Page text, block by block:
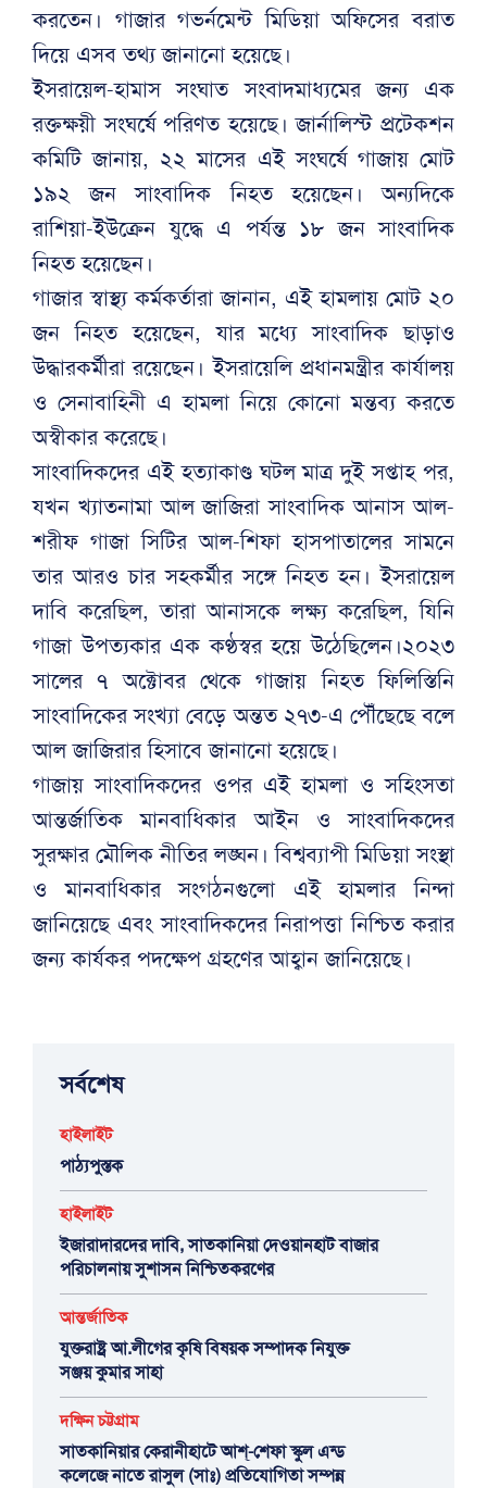
করতেন। গাজার গভর্নমেন্ট মিডিয়া অফিসের বরাত
দিয়ে এসব তথ্য জানানো হয়েছে।
ইসরায়েল-হামাস সংঘাত সংবাদমাধ্যমের জন্য এক
রক্তক্ষয়ী সংঘর্ষে পরিণত হয়েছে। জার্নালিস্ট প্রটেকশন
কমিটি জানায়, ২২ মাসের এই সংঘর্ষে গাজায় মোট
১৯২ জন সাংবাদিক নিহত হয়েছেন। অন্যদিকে
রাশিয়া-ইউক্রেন যুদ্ধে এ পর্যন্ত ১৮ জন সাংবাদিক
নিহত হয়েছেন।
গাজার স্বাস্থ্য কর্মকর্তারা জানান, এই হামলায় মোট ২০
জন নিহত হয়েছেন, যার মধ্যে সাংবাদিক ছাড়াও
উদ্ধারকর্মীরা রয়েছেন। ইসরায়েলি প্রধানমন্ত্রীর কার্যালয়
ও সেনাবাহিনী এ হামলা নিয়ে কোনো মন্তব্য করতে
অস্বীকার করেছে।
সাংবাদিকদের এই হত্যাকাণ্ড ঘটল মাত্র দুই সপ্তাহ পর,
যখন খ্যাতনামা আল জাজিরা সাংবাদিক আনাস আল-
শরীফ গাজা সিটির আল-শিফা হাসপাতালের সামনে
তার আরও চার সহকর্মীর সঙ্গে নিহত হন। ইসরায়েল
দাবি করেছিল, তারা আনাসকে লক্ষ্য করেছিল, যিনি
গাজা উপত্যকার এক কণ্ঠস্বর হয়ে উঠেছিলেন।২০২৩
সালের ৭ অক্টোবর থেকে গাজায় নিহত ফিলিস্তিনি
সাংবাদিকের সংখ্যা বেড়ে অন্তত ২৭৩-এ পৌঁছেছে বলে
আল জাজিরার হিসাবে জানানো হয়েছে।
গাজায় সাংবাদিকদের ওপর এই হামলা ও সহিংসতা
আন্তর্জাতিক মানবাধিকার আইন ও সাংবাদিকদের
সুরক্ষার মৌলিক নীতির লঙ্ঘন। বিশ্বব্যাপী মিডিয়া সংস্থা
ও মানবাধিকার সংগঠনগুলো এই হামলার নিন্দা
জানিয়েছে এবং সাংবাদিকদের নিরাপত্তা নিশ্চিত করার
জন্য কার্যকর পদক্ষেপ গ্রহণের আহ্বান জানিয়েছে।
সর্বশেষ
হাইলাইট
পাঠ্যপুস্তক
হাইলাইট
ইজারাদারদের দাবি, সাতকানিয়া দেওয়ানহাট বাজার
পরিচালনায় সুশাসন নিশ্চিতকরণের
আন্তর্জাতিক
যুক্তরাষ্ট্র আ.লীগের কৃষি বিষয়ক সম্পাদক নিযুক্ত
সঞ্জয় কুমার সাহা
দক্ষিন চট্টগ্রাম
সাতকানিয়ার কেরানীহাটে আশ্-শেফা স্কুল এন্ড
কলেজে নাতে রাসুল (সাঃ) প্রতিযোগিতা সম্পন্ন